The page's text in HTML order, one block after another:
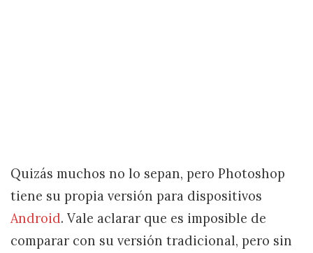
Quizás muchos no lo sepan, pero Photoshop
tiene su propia versión para dispositivos
Android. Vale aclarar que es imposible de
comparar con su versión tradicional, pero sin